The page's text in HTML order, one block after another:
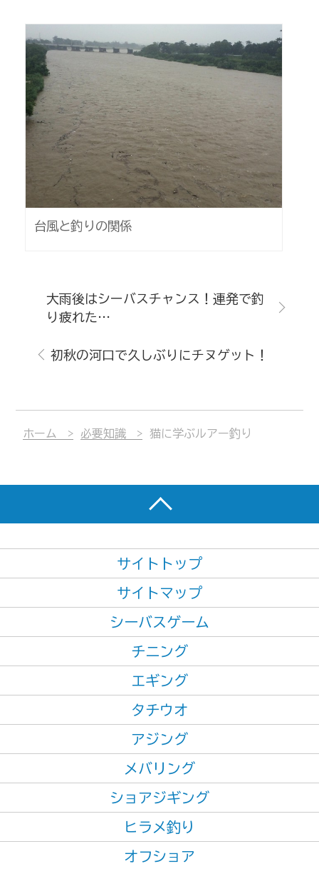
台風と釣りの関係
初秋の河口で久しぶりにチヌゲット！
大雨後はシーバスチャンス！連発で釣
り疲れた…
ホーム 必要知識 猫に学ぶルアー釣り
サイトトップ
サイトマップ
シーバスゲーム
チニング
エギング
タチウオ
アジング
メバリング
ショアジギング
ヒラメ釣り
オフショア